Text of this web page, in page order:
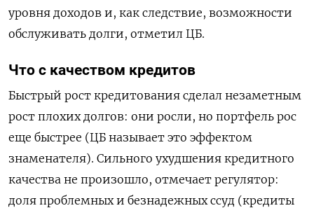
уровня доходов и, как следствие, возможности
обслуживать долги, отметил ЦБ.
Что с качеством кредитов
Быстрый рост кредитования сделал незаметным
рост плохих долгов: они росли, но портфель рос
еще быстрее (ЦБ называет это эффектом
знаменателя). Сильного ухудшения кредитного
качества не произошло, отмечает регулятор:
доля проблемных и безнадежных ссуд (кредиты